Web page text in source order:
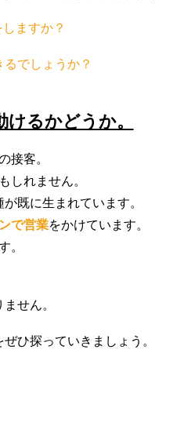
ますか？
でしょうか？
るかどうか。
接客。
しれません。
既に生まれています。
で営業をかけています。
。
せん。
ひ探っていきましょう。